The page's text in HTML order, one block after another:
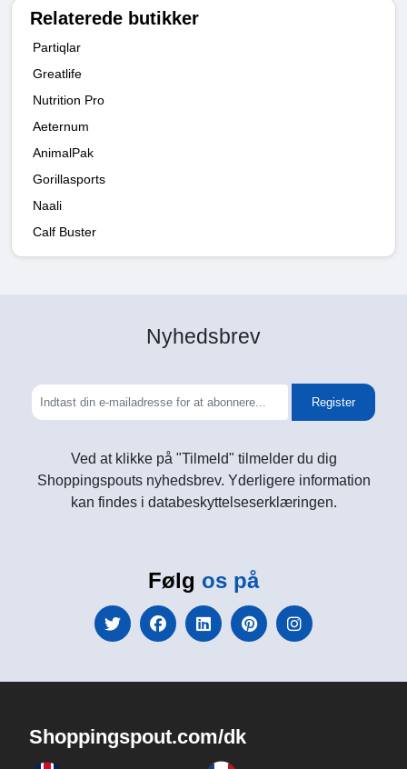
Relaterede butikker
Partiqlar
Greatlife
Nutrition Pro
Aeternum
AnimalPak
Gorillasports
Naali
Calf Buster
Nyhedsbrev
Register
Ved at klikke på "Tilmeld" tilmelder du dig
Shoppingspouts nyhedsbrev. Yderligere information
kan findes i databeskyttelseserklæringen.
Følg os på
Shoppingspout.com/dk